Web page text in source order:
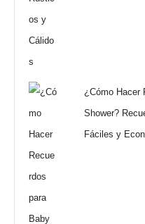
¿Cómo Hacer
Shower?
Fáciles y